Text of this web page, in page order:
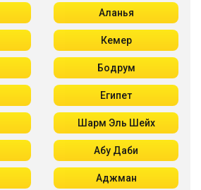
Аланья
Кемер
Бодрум
Египет
Шарм Эль Шейх
Абу Даби
Аджман